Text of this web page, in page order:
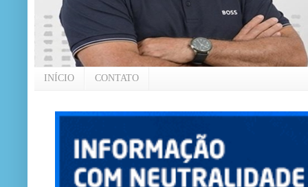
INÍCIO CONTATO